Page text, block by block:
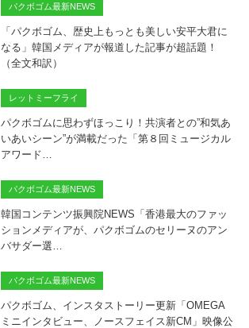
パクボゴム最新NEWS
「パクボゴム、歴史上もっとも美しい安平大君に
なる」韓国メディアが報道した記事が超話題！
（全文和訳）
レットミーフライ
パクボゴムに思わずほっこり！共演者との”和気あ
いあいシーン”が満載だった「第８回ミュージカル
アワード…
パクボゴム最新NEWS
韓国コンテンツ振興院NEWS「香港最大のファッ
ションメディアが、パクボゴムのセリーヌのアン
バサダー選…
パクボゴム最新NEWS
パクボゴム、インスタストーリー更新「OMEGA
ミニインタビュー、ノースフェイス新CM」映像公